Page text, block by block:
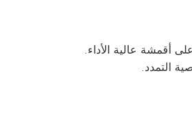
أقمشة عالية الأداء.
التمدد.